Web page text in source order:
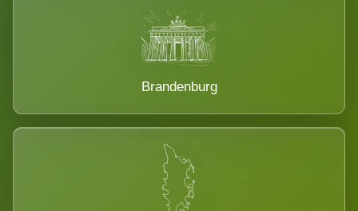
Brandenburg